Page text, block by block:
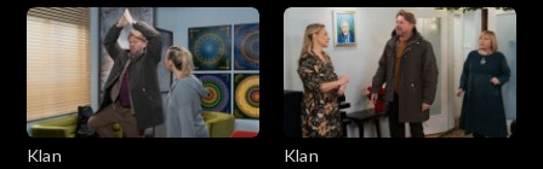
Klan
Klan